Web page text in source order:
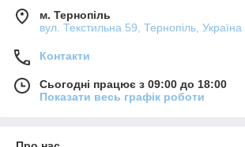
м. Тернопіль
вул. Текстильна 59, Тернопіль, Україна
Контакти
Сьогодні працює з 09:00 до 18:00
Показати весь графік роботи